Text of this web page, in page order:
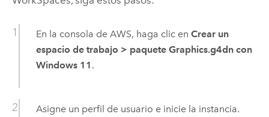
En la consola de AWS, haga clic en Crear un
espacio de trabajo > paquete Graphics.g4dn con
Windows 11 .
Asigne un perfil de usuario e inicie la instancia.